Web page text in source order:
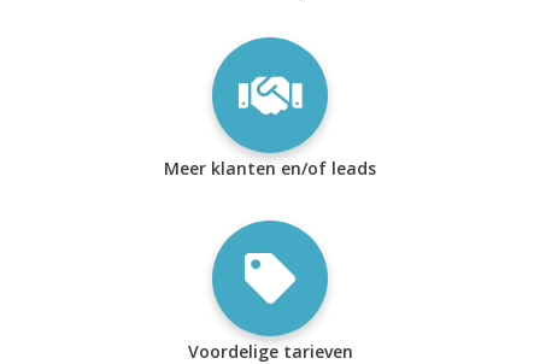
Meer klanten en/of leads
Voordelige tarieven